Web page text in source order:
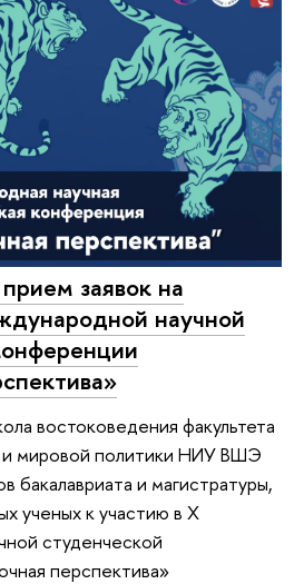
заявок на
научной
востоковедения факультета
мировой политики НИУ ВШЭ
бакалавриата и магистратуры,
ученых к участию в X
студенческой
перспектива»